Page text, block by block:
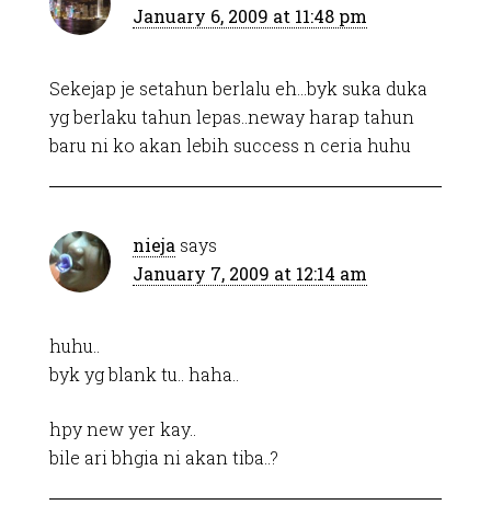
January 6, 2009 at 11:48 pm
Sekejap je setahun berlalu eh…byk suka duka
yg berlaku tahun lepas..neway harap tahun
baru ni ko akan lebih success n ceria huhu
nieja says
January 7, 2009 at 12:14 am
huhu..
byk yg blank tu.. haha..
hpy new yer kay..
bile ari bhgia ni akan tiba..?